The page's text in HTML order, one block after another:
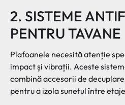
2. SISTEME
PENTRU TAVANE
Plafoanele necesită atenție
impact și vibrații. Aceste
combină accesorii de
pentru a izola sunetul între